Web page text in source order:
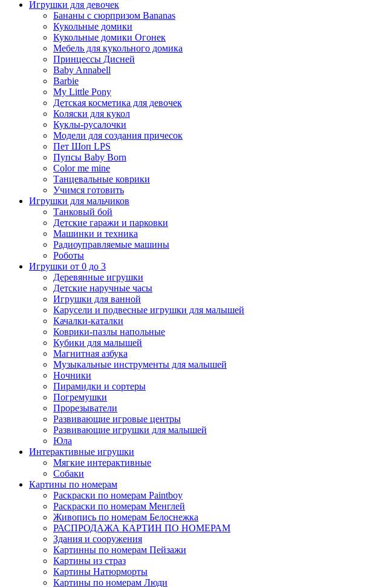
Игрушки для девочек
Бананы с сюрпризом Bananas
Кукольные домики
Кукольные домики Огонек
Мебель для кукольного домика
Принцессы Дисней
Baby Annabell
Barbie
My Little Pony
Детская косметика для девочек
Коляски для кукол
Куклы-русалочки
Модели для создания причесок
Пет Шоп LPS
Пупсы Baby Born
Сolor me mine
Танцевальные коврики
Учимся готовить
Игрушки для мальчиков
Танковый бой
Детские гаражи и парковки
Машинки и техника
Радиоуправляемые машины
Роботы
Игрушки от 0 до 3
Деревянные игрушки
Детские наручные часы
Игрушки для ванной
Карусели и подвесные игрушки для малышей
Качалки-каталки
Коврики-пазлы напольные
Кубики для малышей
Магнитная азбука
Музыкальные инструменты для малышей
Ночники
Пирамидки и сортеры
Погремушки
Прорезыватели
Развивающие игровые центры
Развивающие игрушки для малышей
Юла
Интерактивные игрушки
Мягкие интерактивные
Собаки
Картины по номерам
Раскраски по номерам Paintboy
Раскраски по номерам Менглей
Живопись по номерам Белоснежка
РАСПРОДАЖА КАРТИН ПО НОМЕРАМ
Здания и сооружения
Картинны по номерам Пейзажи
Картины из страз
Картины Натюрморты
Картины по номерам Люди